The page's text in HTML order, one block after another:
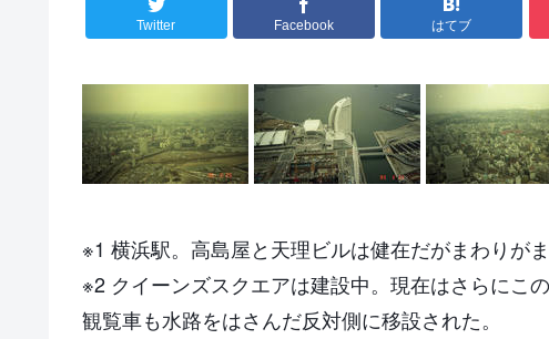
Twitter Facebook はてブ
※1 横浜駅。高島屋と天理ビルは健在だがまわりが
※2 クイーンズスクエアは建設中。現在はさらにこ
観覧車も水路をはさんだ反対側に移設された。